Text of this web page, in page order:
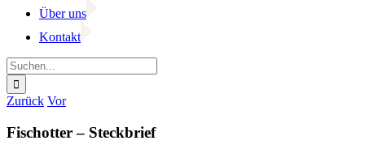
Über uns
Kontakt
Suche
nach:
Facebook
YouTube
Instagram
Zurück Vor
Fischotter – Steckbrief